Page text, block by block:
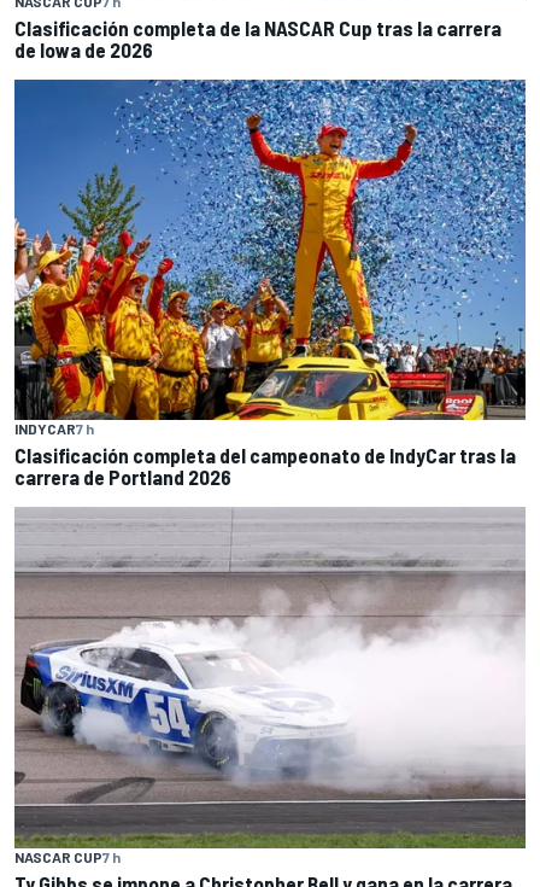
Clasificación completa de la NASCAR Cup tras la carrera
de Iowa de 2026
INDYCAR7 h
Clasificación completa del campeonato de IndyCar tras la
carrera de Portland 2026
NASCAR CUP7 h